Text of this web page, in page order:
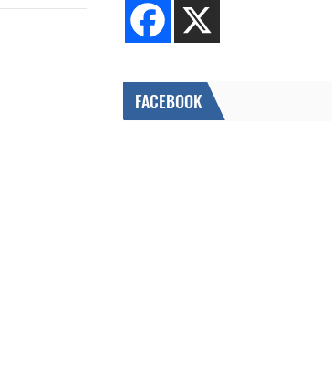
FACEBOOK